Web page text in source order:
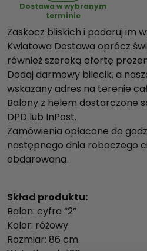
l
e
m
r
ó
ż
o
w
a
"
Dostawa w wybranym
terminie
Zaskocz bliskich i podaruj im
Kwiatowa Dostawa oprócz
również szeroką ofertę
Dodaj darmowy bilecik, a
wskazany adres na terenie
Balony z helem dostarczone
DPD lub InPost.
Zamówienia opłacone do
następnego dnia roboczego
obdarowaną.
Skład produktu:
Balon: cyfra “2”
Kolor: różowy
Rozmiar: 86 cm